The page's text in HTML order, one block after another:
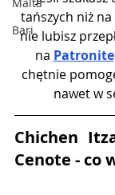
Bari
tańszych niż
nie lubisz
na Patronite
chętnie
nawet w
Chichen
Cenote - co